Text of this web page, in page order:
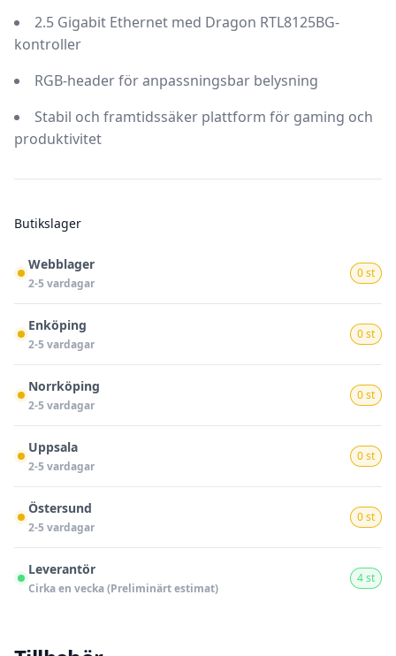
2.5 Gigabit Ethernet med Dragon RTL8125BG-
kontroller
RGB-header för anpassningsbar belysning
Stabil och framtidssäker plattform för gaming och
produktivitet
Butikslager
Webblager
2-5 vardagar
0 st
Enköping
2-5 vardagar
0 st
Norrköping
2-5 vardagar
0 st
Uppsala
2-5 vardagar
0 st
Östersund
2-5 vardagar
0 st
Leverantör
Cirka en vecka (Preliminärt estimat)
4 st